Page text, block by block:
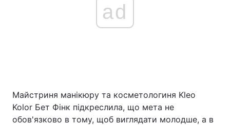
ad
Майстриня манікюру та косметологиня Kleo
Kolor Бет Фінк підкреслила, що мета не
обов'язково в тому, щоб виглядати молодше, а в